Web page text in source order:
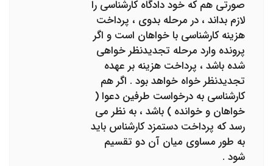
صورتی هم که خود دادگاه کارشناسی را
لازم بداند ، در مرحله بدوی ، پرداخت
هزینه کارشناسی با خواهان است و اگر
پرونده وارد مرحله تجدیدنظر خواهی
شده باشد ، پرداخت هزینه بر عهده
تجدیدنظر خواه خواهد بود . اگر هم
کارشناسی به درخواست طرفین دعوا (
خواهان و خوانده ) باشد ، به نظر می
رسد که پرداخت دستمزد کارشناس باید
به طور مساوی میان آن دو تقسیم
شود .